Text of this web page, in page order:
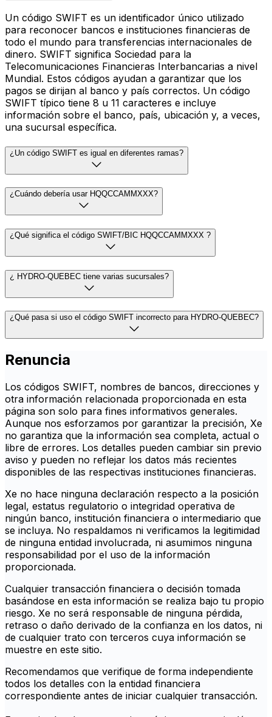
Un código SWIFT es un identificador único utilizado
para reconocer bancos e instituciones financieras de
todo el mundo para transferencias internacionales de
dinero. SWIFT significa Sociedad para la
Telecomunicaciones Financieras Interbancarias a nivel
Mundial. Estos códigos ayudan a garantizar que los
pagos se dirijan al banco y país correctos. Un código
SWIFT típico tiene 8 u 11 caracteres e incluye
información sobre el banco, país, ubicación y, a veces,
una sucursal específica.
¿Un código SWIFT es igual en diferentes ramas?
¿Cuándo debería usar HQQCCAMMXXX?
¿Qué significa el código SWIFT/BIC HQQCCAMMXXX ?
¿ HYDRO-QUEBEC tiene varias sucursales?
¿Qué pasa si uso el código SWIFT incorrecto para HYDRO-QUEBEC?
Renuncia
Los códigos SWIFT, nombres de bancos, direcciones y
otra información relacionada proporcionada en esta
página son solo para fines informativos generales.
Aunque nos esforzamos por garantizar la precisión, Xe
no garantiza que la información sea completa, actual o
libre de errores. Los detalles pueden cambiar sin previo
aviso y pueden no reflejar los datos más recientes
disponibles de las respectivas instituciones financieras.
Xe no hace ninguna declaración respecto a la posición
legal, estatus regulatorio o integridad operativa de
ningún banco, institución financiera o intermediario que
se incluya. No respaldamos ni verificamos la legitimidad
de ninguna entidad involucrada, ni asumimos ninguna
responsabilidad por el uso de la información
proporcionada.
Cualquier transacción financiera o decisión tomada
basándose en esta información se realiza bajo tu propio
riesgo. Xe no será responsable de ninguna pérdida,
retraso o daño derivado de la confianza en los datos, ni
de cualquier trato con terceros cuya información se
muestre en este sitio.
Recomendamos que verifique de forma independiente
todos los detalles con la entidad financiera
correspondiente antes de iniciar cualquier transacción.